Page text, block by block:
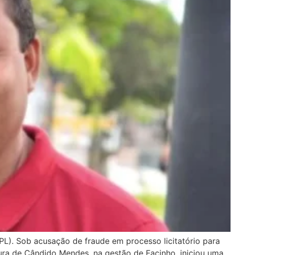
Sob acusação de fraude em processo licitatório para
de Cândido Mendes, na gestão de Facinho, iniciou uma